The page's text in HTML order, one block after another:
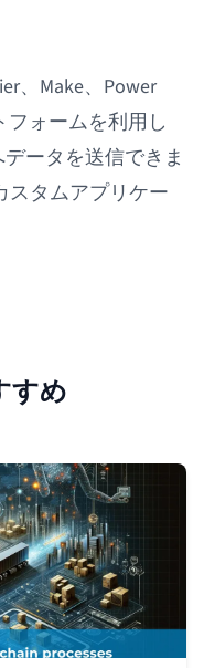
、Make、Power
ォームを利用し
ータを送信できま
スタムアプリケー
すめ